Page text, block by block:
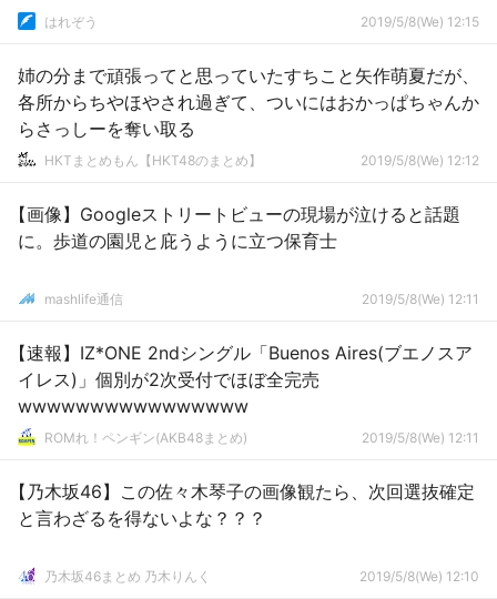
はれぞう 2019/5/8(We) 12:15
姉の分まで頑張ってと思っていたすちこと矢作萌夏だが、
各所からちやほやされ過ぎて、ついにはおかっぱちゃんか
らさっしーを奪い取る
HKTまとめもん【HKT48のまとめ】 2019/5/8(We) 12:12
【画像】Googleストリートビューの現場が泣けると話題
に。歩道の園児と庇うように立つ保育士
mashlife通信 2019/5/8(We) 12:11
【速報】IZ*ONE 2ndシングル「Buenos Aires(ブエノスア
イレス)」個別が2次受付でほぼ全完売
wwwwwwwwwwwwwwww
ROMれ！ペンギン(AKB48まとめ) 2019/5/8(We) 12:11
【乃木坂46】この佐々木琴子の画像観たら、次回選抜確定
と言わざるを得ないよな？？？
乃木坂46まとめ 乃木りんく 2019/5/8(We) 12:10